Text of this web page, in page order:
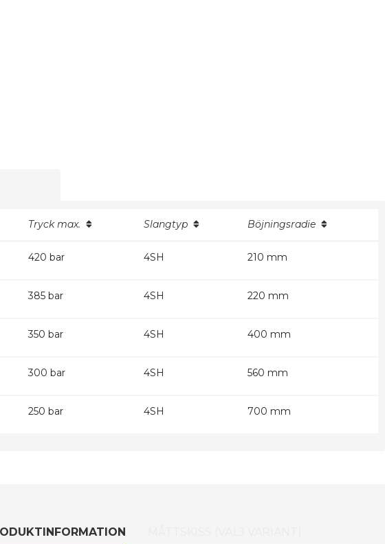
Tryck max. Slangtyp Böjningsradie
420 bar 4SH 210 mm
385 bar 4SH 220 mm
350 bar 4SH 400 mm
300 bar 4SH 560 mm
250 bar 4SH 700 mm